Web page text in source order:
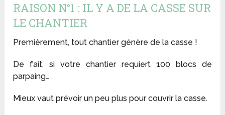
RAISON N°1 : IL Y A DE LA CASSE SUR
LE CHANTIER
Premièrement, tout chantier génère de la casse !
De fait, si votre chantier requiert 100 blocs de
parpaing…
Mieux vaut prévoir un peu plus pour couvrir la casse.